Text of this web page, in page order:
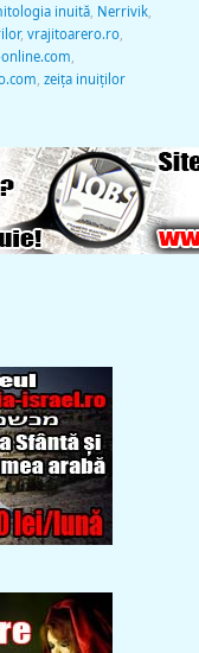
inuită, Nerrivik,
, vrajitoarero.ro,
zeiţa inuiţilor